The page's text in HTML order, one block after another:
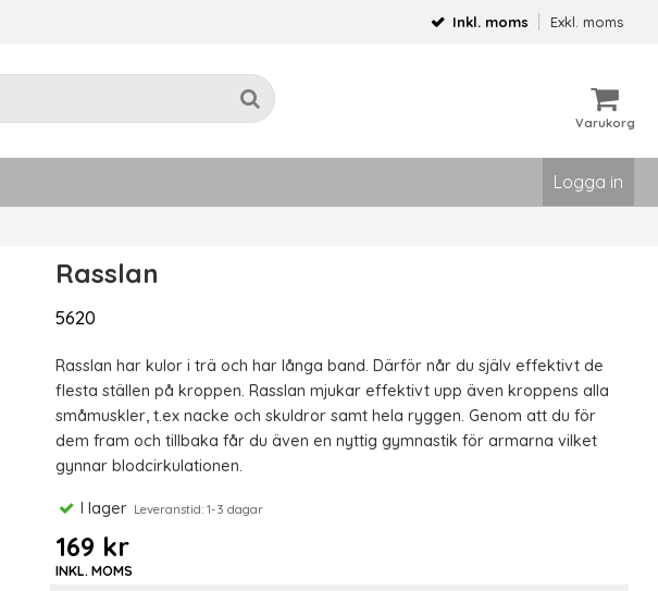
Inkl. moms Exkl. moms
Varukorg
Logga in
Rasslan
5620
Rasslan har kulor i trä och har långa band. Därför når du själv effektivt de
flesta ställen på kroppen. Rasslan mjukar effektivt upp även kroppens alla
småmuskler, t.ex nacke och skuldror samt hela ryggen. Genom att du för
dem fram och tillbaka får du även en nyttig gymnastik för armarna vilket
gynnar blodcirkulationen.
I lagerLeveranstid: 1-3 dagar
169 kr
INKL. MOMS